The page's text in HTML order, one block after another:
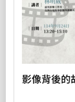
影像背後的